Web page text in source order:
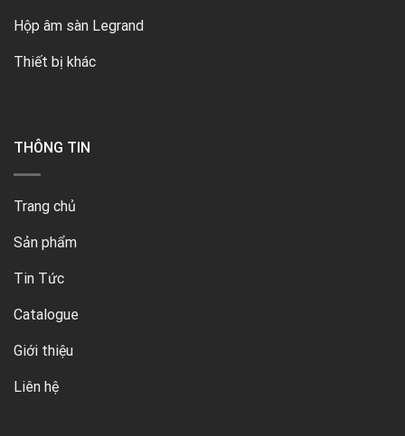
Hộp âm sàn Legrand
Thiết bị khác
THÔNG TIN
Trang chủ
Sản phẩm
Tin Tức
Catalogue
Giới thiệu
Liên hệ